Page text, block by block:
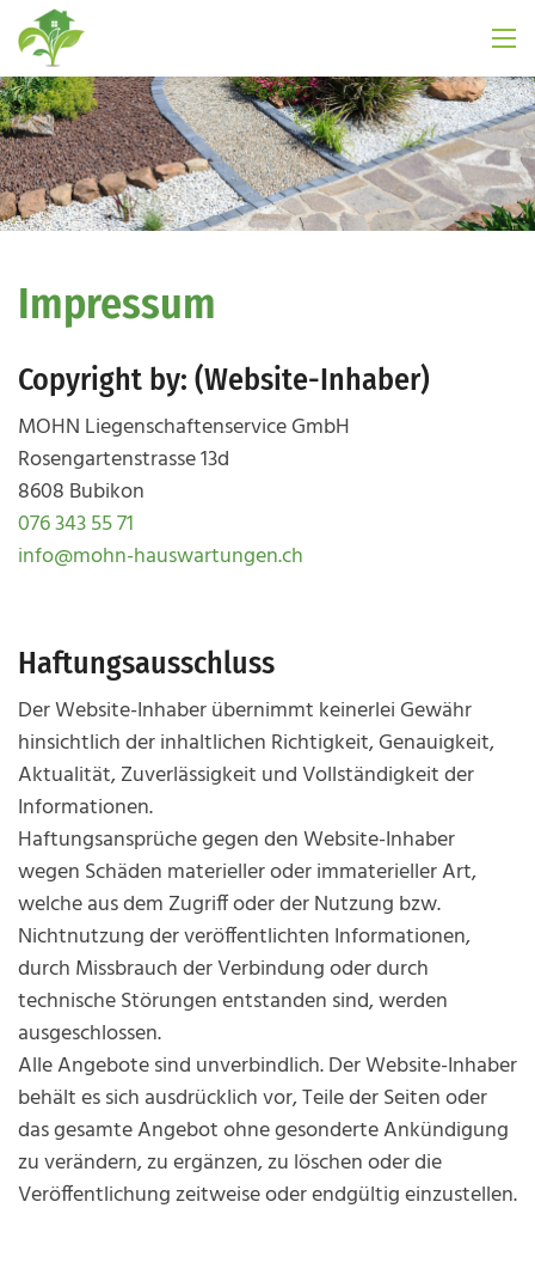
Impressum
Copyright by: (Website-Inhaber)
MOHN Liegenschaftenservice GmbH
Rosengartenstrasse 13d
8608 Bubikon
076 343 55 71
info@mohn-hauswartungen.ch
Haftungsausschluss
Der Website-Inhaber übernimmt keinerlei Gewähr
hinsichtlich der inhaltlichen Richtigkeit, Genauigkeit,
Aktualität, Zuverlässigkeit und Vollständigkeit der
Informationen.
Haftungsansprüche gegen den Website-Inhaber
wegen Schäden materieller oder immaterieller Art,
welche aus dem Zugriff oder der Nutzung bzw.
Nichtnutzung der veröffentlichten Informationen,
durch Missbrauch der Verbindung oder durch
technische Störungen entstanden sind, werden
ausgeschlossen.
Alle Angebote sind unverbindlich. Der Website-Inhaber
behält es sich ausdrücklich vor, Teile der Seiten oder
das gesamte Angebot ohne gesonderte Ankündigung
zu verändern, zu ergänzen, zu löschen oder die
Veröffentlichung zeitweise oder endgültig einzustellen.